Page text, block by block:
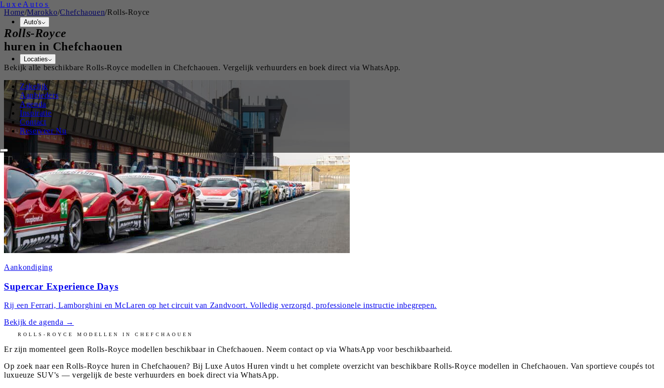
Luxe Autos
Auto's
Locaties
Zakelijk
Aanbieders
Agenda
Inspiratie
Contact
Reserveer Nu
Home/Marokko/Chefchaouen/Rolls-Royce
Rolls-Royce
huren in Chefchaouen
Bekijk alle beschikbareRolls-Royce modellen in Chefchaouen. Vergelijk verhuurders en boek direct via WhatsApp.
Aankondiging
Supercar Experience Days
Rij een Ferrari, Lamborghini en McLaren op het circuit van Zandvoort. Volledig verzorgd, professionele instructie inbegrepen.
Bekijk de agenda →
ROLLS-ROYCE MODELLEN INCHEFCHAOUEN
Er zijn momenteel geen Rolls-Royce modellen beschikbaar in Chefchaouen. Neem contact op via WhatsApp voor beschikbaarheid.
Op zoek naar een Rolls-Royce huren in Chefchaouen? Bij Luxe Autos Huren vindt u het complete overzicht van beschikbare Rolls-Royce modellen in Chefchaouen. Van sportieve coupés tot
luxueuze SUV's — vergelijk de beste verhuurders en boek direct via WhatsApp.